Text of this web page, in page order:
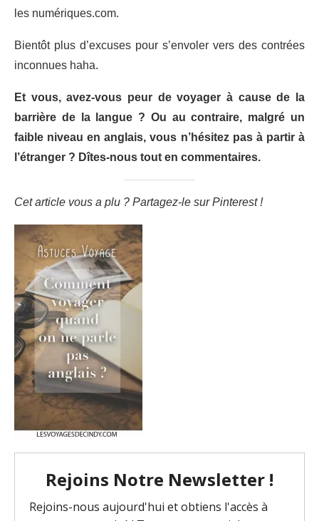
les numériques.com.
Bientôt plus d’excuses pour s’envoler vers des contrées
inconnues haha.
Et vous, avez-vous peur de voyager à cause de la
barrière de la langue ? Ou au contraire, malgré un
faible niveau en anglais, vous n’hésitez pas à partir à
l’étranger ? Dîtes-nous tout en commentaires.
Cet article vous a plu ? Partagez-le sur Pinterest !